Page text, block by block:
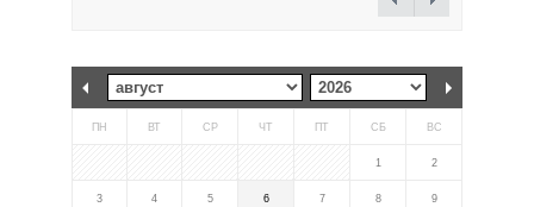
ПН ВТ СР ЧТ ПТ СБ ВС
1 2
3 4 5 6 7 8 9